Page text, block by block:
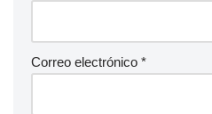
Correo electrónico *